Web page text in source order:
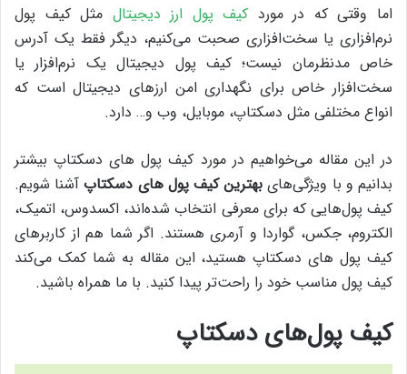
اما وقتی که در مورد کیف پول ارز دیجیتال مثل کیف پول
نرم‌افزاری یا سخت‌افزاری صحبت می‌کنیم، دیگر فقط یک آدرس
خاص مدنظرمان نیست؛ کیف پول دیجیتال یک نرم‌افزار یا
سخت‌افزار خاص برای نگهداری امن ارزهای دیجیتال است که
انواع مختلفی مثل دسکتاپ، موبایل، وب و… دارد.
در این مقاله می‌خواهیم در مورد کیف پول های دسکتاپ بیشتر
بدانیم و با ویژگی‌های بهترین کیف پول های دسکتاپآشنا شویم.
کیف پول‌هایی که برای معرفی انتخاب شده‌اند، اکسدوس، اتمیک،
الکتروم، جکس، گواردا و آرمری هستند. اگر شما هم از کاربرهای
کیف پول های دسکتاپ هستید، این مقاله به شما کمک می‌کند
کیف پول مناسب خود را راحت‌تر پیدا کنید. با ما همراه باشید.
کیف پول‌های دسکتاپ